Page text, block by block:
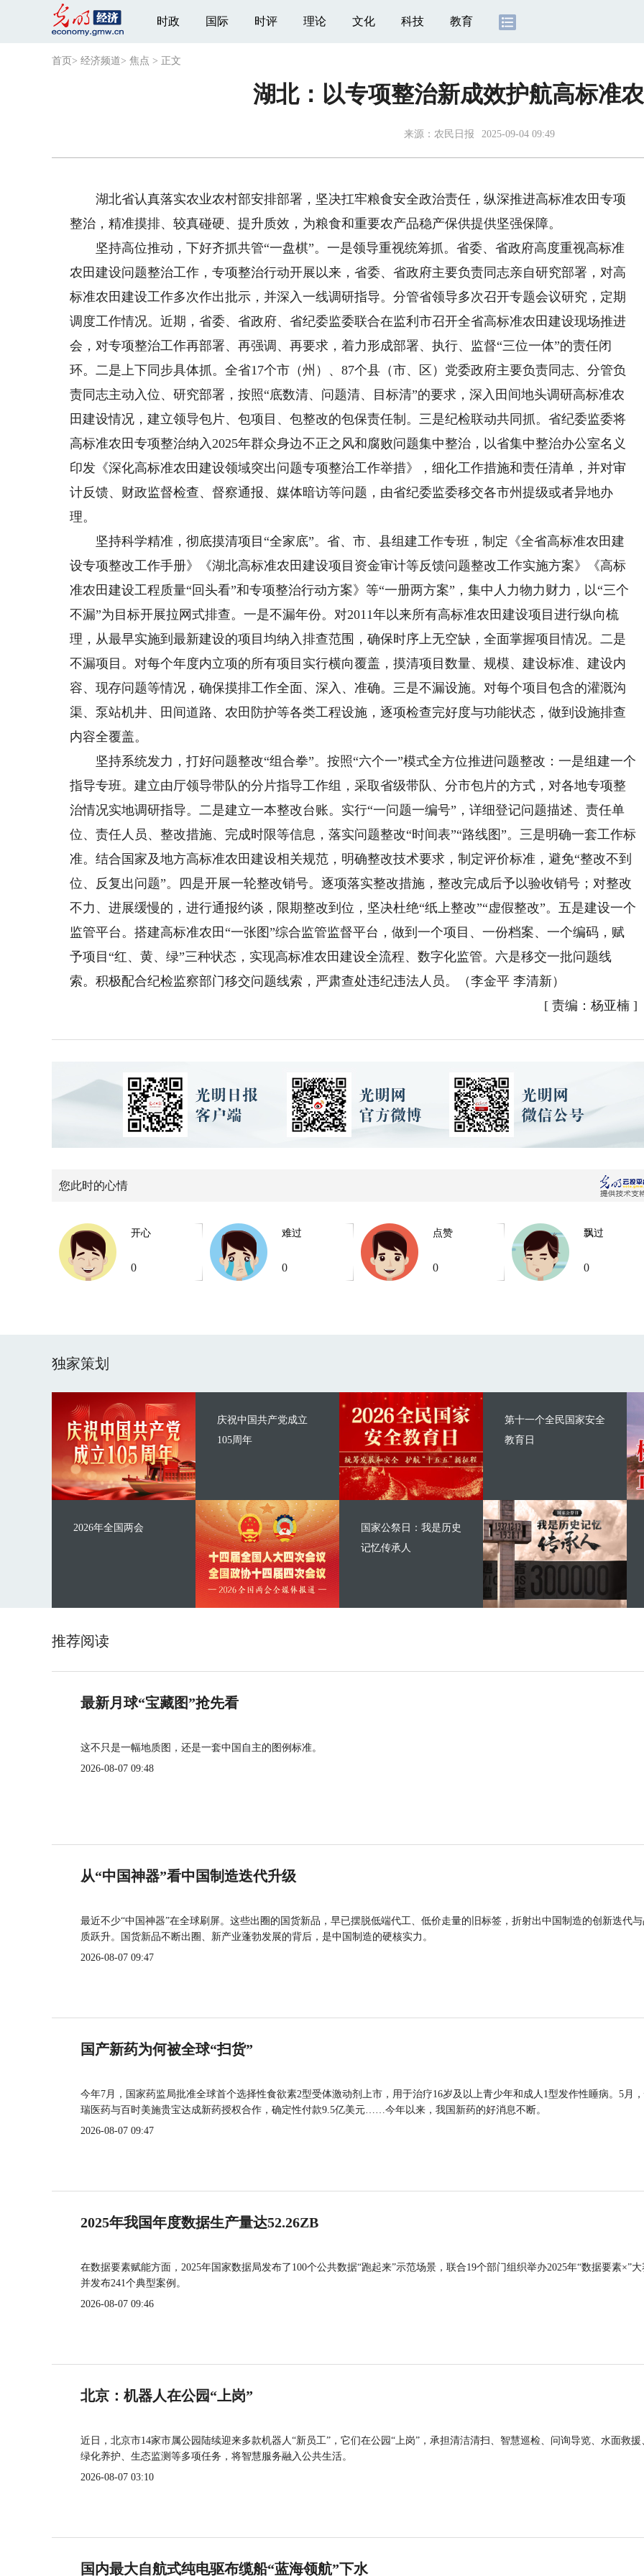
时政 国际 时评 理论 文化 科技 教育
首页 > 经济频道> 焦点 > 正文
湖北：以专项整治新成效护航高标准
来源： 农民日报 2025-09-04 09:49
湖北省认真落实农业农村部安排部署，坚决扛牢粮食安全政治责任，纵深推进高标准农田专项
整治，精准摸排、较真碰硬、提升质效，为粮食和重要农产品稳产保供提供坚强保障。
坚持高位推动，下好齐抓共管“一盘棋”。一是领导重视统筹抓。省委、省政府高度重视高标准
农田建设问题整治工作，专项整治行动开展以来，省委、省政府主要负责同志亲自研究部署，对高
标准农田建设工作多次作出批示，并深入一线调研指导。分管省领导多次召开专题会议研究，定期
调度工作情况。近期，省委、省政府、省纪委监委联合在监利市召开全省高标准农田建设现场推进
会，对专项整治工作再部署、再强调、再要求，着力形成部署、执行、监督“三位一体”的责任闭
环。二是上下同步具体抓。全省17个市（州）、87个县（市、区）党委政府主要负责同志、分管负
责同志主动入位、研究部署，按照“底数清、问题清、目标清”的要求，深入田间地头调研高标准农
田建设情况，建立领导包片、包项目、包整改的包保责任制。三是纪检联动共同抓。省纪委监委将
高标准农田专项整治纳入2025年群众身边不正之风和腐败问题集中整治，以省集中整治办公室名义
印发《深化高标准农田建设领域突出问题专项整治工作举措》，细化工作措施和责任清单，并对审
计反馈、财政监督检查、督察通报、媒体暗访等问题，由省纪委监委移交各市州提级或者异地办
理。
坚持科学精准，彻底摸清项目“全家底”。省、市、县组建工作专班，制定《全省高标准农田建
设专项整改工作手册》《湖北高标准农田建设项目资金审计等反馈问题整改工作实施方案》《高标
准农田建设工程质量“回头看”和专项整治行动方案》等“一册两方案”，集中人力物力财力，以“三个
不漏”为目标开展拉网式排查。一是不漏年份。对2011年以来所有高标准农田建设项目进行纵向梳
理，从最早实施到最新建设的项目均纳入排查范围，确保时序上无空缺，全面掌握项目情况。二是
不漏项目。对每个年度内立项的所有项目实行横向覆盖，摸清项目数量、规模、建设标准、建设内
容、现存问题等情况，确保摸排工作全面、深入、准确。三是不漏设施。对每个项目包含的灌溉沟
渠、泵站机井、田间道路、农田防护等各类工程设施，逐项检查完好度与功能状态，做到设施排查
内容全覆盖。
坚持系统发力，打好问题整改“组合拳”。按照“六个一”模式全方位推进问题整改：一是组建一个
指导专班。建立由厅领导带队的分片指导工作组，采取省级带队、分市包片的方式，对各地专项整
治情况实地调研指导。二是建立一本整改台账。实行“一问题一编号”，详细登记问题描述、责任单
位、责任人员、整改措施、完成时限等信息，落实问题整改“时间表”“路线图”。三是明确一套工作标
准。结合国家及地方高标准农田建设相关规范，明确整改技术要求，制定评价标准，避免“整改不到
位、反复出问题”。四是开展一轮整改销号。逐项落实整改措施，整改完成后予以验收销号；对整改
不力、进展缓慢的，进行通报约谈，限期整改到位，坚决杜绝“纸上整改”“虚假整改”。五是建设一个
监管平台。搭建高标准农田“一张图”综合监管监督平台，做到一个项目、一份档案、一个编码，赋
予项目“红、黄、绿”三种状态，实现高标准农田建设全流程、数字化监管。六是移交一批问题线
索。积极配合纪检监察部门移交问题线索，严肃查处违纪违法人员。（李金平 李清新）
[ 责编：杨亚楠 ]
您此时的心情
开心
0
难过
0
点赞
0
飘过
0
独家策划
庆祝中国共产党成立
105周年
2026年全国两会
第十一个全民国家安全
教育日
国家公祭日：我是历史
记忆传承人
推荐阅读
最新月球“宝藏图”抢先看
这不只是一幅地质图，还是一套中国自主的图例标准。
2026-08-07 09:48
从“中国神器”看中国制造迭代升级
最近不少“中国神器”在全球刷屏。这些出圈的国货新品，早已摆脱低端代工、低价走量的旧标签，折射出中国制造的创新迭代
质跃升。国货新品不断出圈、新产业蓬勃发展的背后，是中国制造的硬核实力。
2026-08-07 09:47
国产新药为何被全球“扫货”
今年7月，国家药监局批准全球首个选择性食欲素2型受体激动剂上市，用于治疗16岁及以上青少年和成人1型发作性睡病。5月
瑞医药与百时美施贵宝达成新药授权合作，确定性付款9.5亿美元……今年以来，我国新药的好消息不断。
2026-08-07 09:47
2025年我国年度数据生产量达52.26ZB
在数据要素赋能方面，2025年国家数据局发布了100个公共数据“跑起来”示范场景，联合19个部门组织举办2025年“数据要素×”大
并发布241个典型案例。
2026-08-07 09:46
北京：机器人在公园“上岗”
近日，北京市14家市属公园陆续迎来多款机器人“新员工”，它们在公园“上岗”，承担清洁清扫、智慧巡检、问询导览、水面救援
绿化养护、生态监测等多项任务，将智慧服务融入公共生活。
2026-08-07 03:10
国内最大自航式纯电驱布缆船“蓝海领航”下水